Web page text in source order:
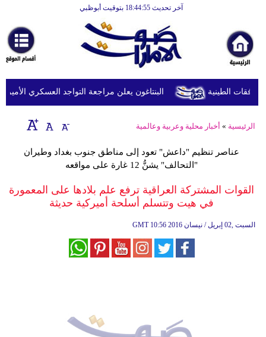
آخر تحديث 18:44:55 بتوقيت أبوظبي
أخبارعاجلة
رياضة
ثقافة
إقتصاد
وموسيقى
أزياء
البنتاغون يعلن مراجعة التواجد العسكري الأميركي
الرئيسية » أخبار محلية وعربية وعالمية
عناصر تنظيم "داعش" تعود إلى مناطق جنوب بغداد وطيران
"التحالف" يشنُّ 12 غارة على مواقعه
القوات المشتركة العراقية ترفع علم بلادها على المعمورة
في هيت وتتسلم أسلحة أميركية حديثة
GMT 10:56 2016 السبت ,02 إبريل / نيسان